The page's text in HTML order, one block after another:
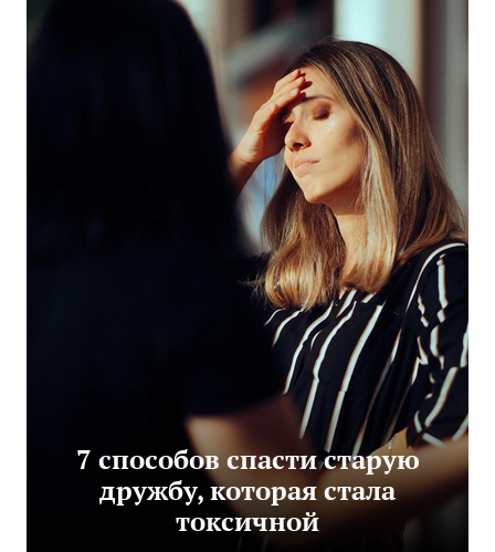
7 способов спасти старую
дружбу, которая стала
токсичной